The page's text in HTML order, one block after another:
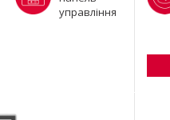
управління